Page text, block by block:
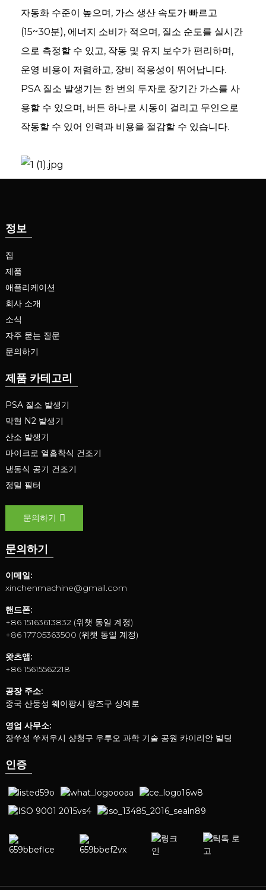
자동화 수준이 높으며, 가스 생산 속도가 빠르고
(15~30분), 에너지 소비가 적으며, 질소 순도를 실시간
으로 측정할 수 있고, 작동 및 유지 보수가 편리하며,
운영 비용이 저렴하고, 장비 적응성이 뛰어납니다.
PSA 질소 발생기는 한 번의 투자로 장기간 가스를 사
용할 수 있으며, 버튼 하나로 시동이 걸리고 무인으로
작동할 수 있어 인력과 비용을 절감할 수 있습니다.
정보
집
제품
애플리케이션
회사 소개
소식
자주 묻는 질문
문의하기
제품 카테고리
PSA 질소 발생기
막형 N2 발생기
산소 발생기
마이크로 열흡착식 건조기
냉동식 공기 건조기
정밀 필터
문의하기
문의하기
이메일:
xinchenmachine@gmail.com
핸드폰:
+86 15163613832 (위챗 동일 계정)
+86 17705363500 (위챗 동일 계정)
왓츠앱:
+86 15615562218
공장 주소:
중국 산둥성 웨이팡시 팡즈구 싱예로
영업 사무소:
장쑤성 쑤저우시 샹청구 우루오 과학 기술 공원 카이리안 빌딩
인증